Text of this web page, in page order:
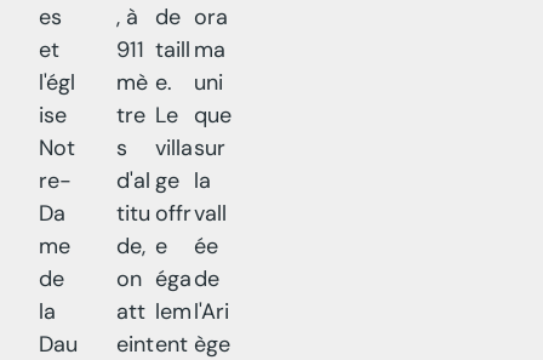
es
et
l'égl
ise
Not
re-
Da
me
de
la
Dau
, à
911
mè
tre
s
d'al
titu
de,
on
att
eint
de
taill
e.
Le
villa
ge
offr
e
éga
lem
ent
ora
ma
uni
que
sur
la
vall
ée
de
l'Ari
ège